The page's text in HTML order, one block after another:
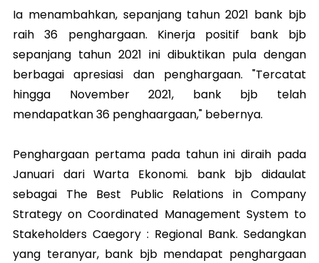
Ia menambahkan, sepanjang tahun 2021 bank bjb
raih 36 penghargaan. Kinerja positif bank bjb
sepanjang tahun 2021 ini dibuktikan pula dengan
berbagai apresiasi dan penghargaan. "Tercatat
hingga November 2021, bank bjb telah
mendapatkan 36 penghaargaan," bebernya.
Penghargaan pertama pada tahun ini diraih pada
Januari dari Warta Ekonomi. bank bjb didaulat
sebagai The Best Public Relations in Company
Strategy on Coordinated Management System to
Stakeholders Caegory : Regional Bank. Sedangkan
yang teranyar, bank bjb mendapat penghargaan